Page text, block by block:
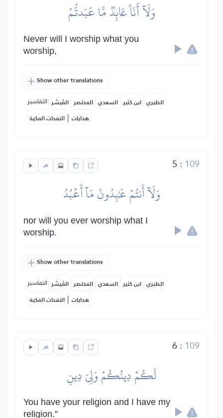
وَلَآ أَنَا۠ عَابِدٞ مَّا عَبَدتُّمۡ
Never will I worship what you
worship,
Show other translations
التفاسير: المُيسَّر المختصر السعدي ابن كثير الطبري
النفحات المكية | هدايات
5 : 109
وَلَآ أَنتُمۡ عَٰبِدُونَ مَآ أَعۡبُدُ
nor will you ever worship what I
worship.
Show other translations
التفاسير: المُيسَّر المختصر السعدي ابن كثير الطبري
النفحات المكية | هدايات
6: 109
لَكُمۡ دِينُكُمۡ وَلِيَ دِينِ
You have your religion and I have my
religion."